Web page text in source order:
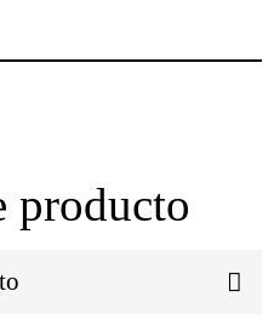
producto